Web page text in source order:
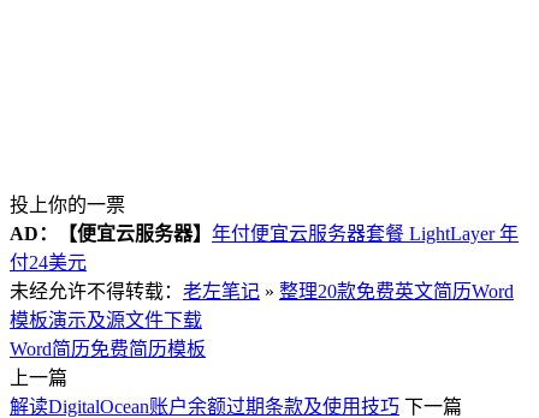
投上你的一票
AD：
【便宜云服务器】 年付便宜云服务器套餐 LightLayer 年
付24美元
未经允许不得转载： 老左笔记 » 整理20款免费英文简历Word
模板演示及源文件下载
Word简历免费简历模板
上一篇
解读DigitalOcean账户余额过期条款及使用技巧 下一篇